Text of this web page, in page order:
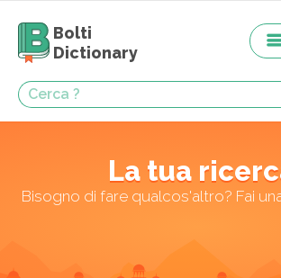
Bolti
Dictionary
La tua
Bisogno di fare qualcos'altro? Fai